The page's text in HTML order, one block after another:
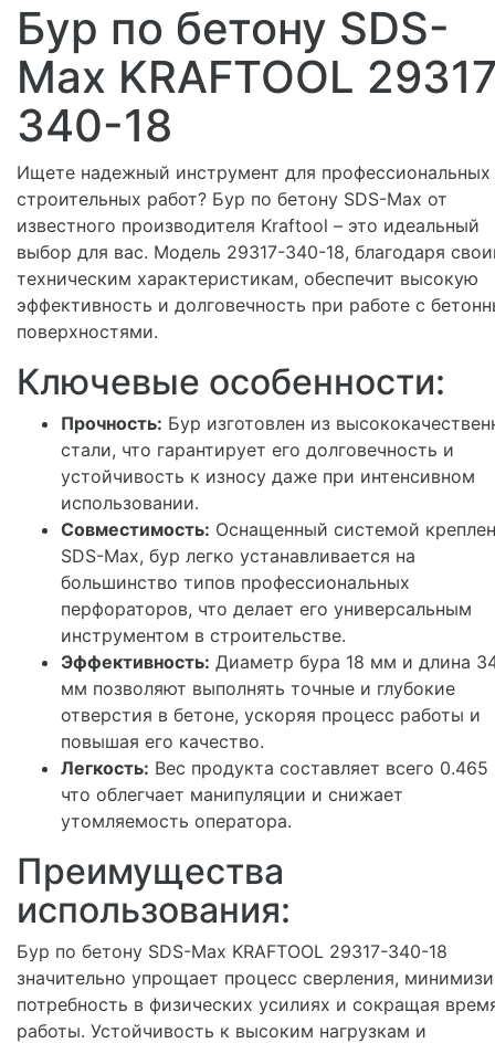
Бур по бетону SDS-
Max KRAFTOOL
340-18
Ищете надежный инструмент для профессиональных
строительных работ? Бур по бетону SDS-Max от
известного производителя Kraftool – это идеальный
выбор для вас. Модель 29317-340-18, благодаря
техническим характеристикам, обеспечит высокую
эффективность и долговечность при работе с
поверхностями.
Ключевые особенности:
Прочность: Бур изготовлен из
стали, что гарантирует его долговечность и
устойчивость к износу даже при интенсивном
использовании.
Совместимость: Оснащенный системой
SDS-Max, бур легко устанавливается на
большинство типов профессиональных
перфораторов, что делает его универсальным
инструментом в строительстве.
Эффективность: Диаметр бура 18 мм и длина
мм позволяют выполнять точные и глубокие
отверстия в бетоне, ускоряя процесс работы и
повышая его качество.
Легкость: Вес продукта составляет всего 0.465
что облегчает манипуляции и снижает
утомляемость оператора.
Преимущества
использования:
Бур по бетону SDS-Max KRAFTOOL 29317-340-18
значительно упрощает процесс сверления,
потребность в физических усилиях и сокращая
работы. Устойчивость к высоким нагрузкам и